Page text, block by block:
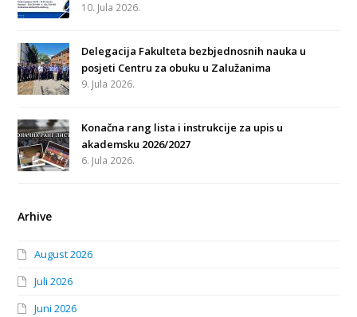
10. Jula 2026.
Delegacija Fakulteta bezbjednosnih nauka u
posjeti Centru za obuku u Zalužanima
9. Jula 2026.
Konačna rang lista i instrukcije za upis u
akademsku 2026/2027
6. Jula 2026.
Arhive
August 2026
Juli 2026
Juni 2026